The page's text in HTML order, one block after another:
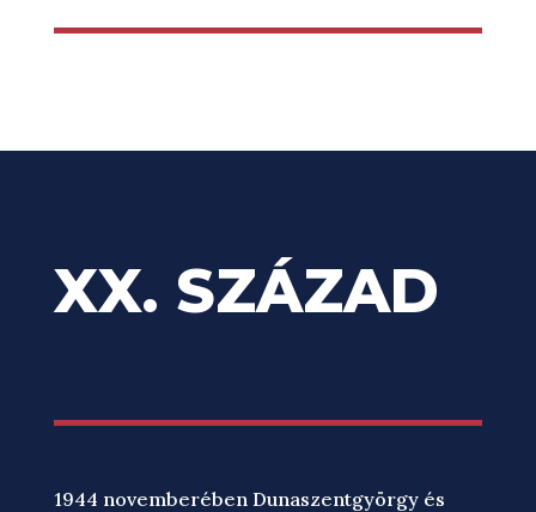
XX. SZÁZAD
1944 novemberében Dunaszentgyörgy és